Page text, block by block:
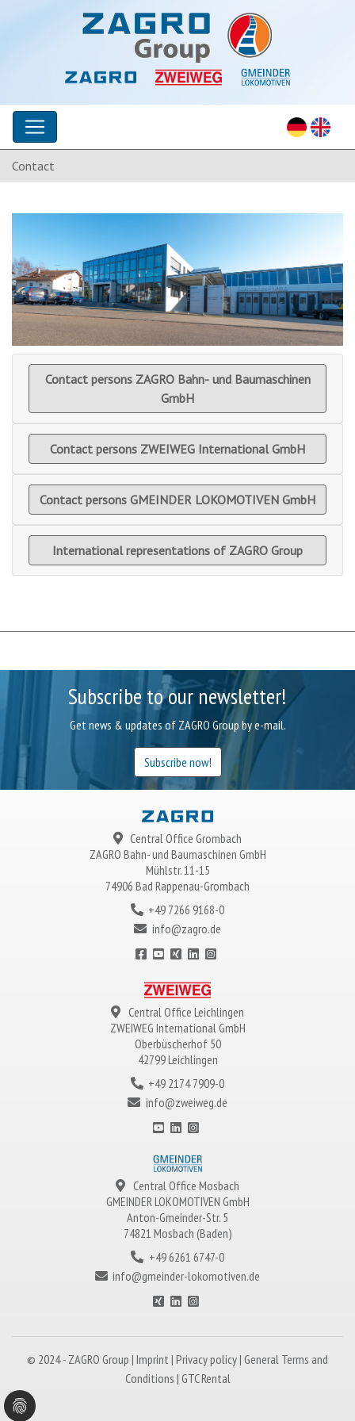
Contact
Contact persons ZAGRO Bahn- und Baumaschinen
GmbH
Contact persons ZWEIWEG International GmbH
Contact persons GMEINDER LOKOMOTIVEN GmbH
International representations of ZAGRO Group
Subscribe to our newsletter!
Get news & updates of ZAGRO Group by e-mail.
Subscribe now!
Central Office Grombach
ZAGRO Bahn- und Baumaschinen GmbH
Mühlstr. 11-15
74906 Bad Rappenau-Grombach
+49 7266 9168-0
info@zagro.de
Central Office Leichlingen
ZWEIWEG International GmbH
Oberbüscherhof 50
42799 Leichlingen
+49 2174 7909-0
info@zweiweg.de
Central Office Mosbach
GMEINDER LOKOMOTIVEN GmbH
Anton-Gmeinder-Str. 5
74821 Mosbach (Baden)
+49 6261 6747-0
info@gmeinder-lokomotiven.de
© 2024 - ZAGRO Group | Imprint | Privacy policy| General Terms and
Conditions | GTC Rental